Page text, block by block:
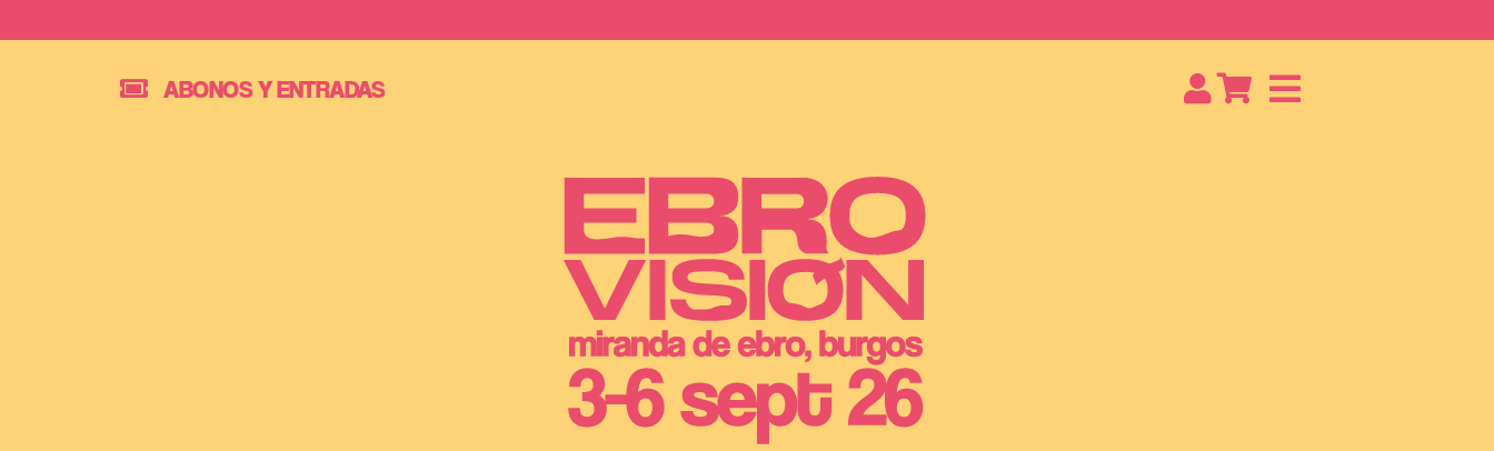
contenidoABONOS Y ENTRADAS